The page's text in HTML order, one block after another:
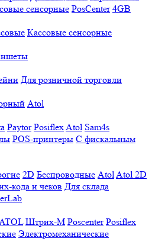
сенсорные PosCenter 4GB
Кассовые сенсорные
Для розничной торговли
Atol
Paytor PosiflexAtol Sam4s
POS-принтеры С фискальным
2D Беспроводные AtolAtol 2D
кода и чеков Для склада
Штрих-М Poscenter Posiflex
Электромеханические